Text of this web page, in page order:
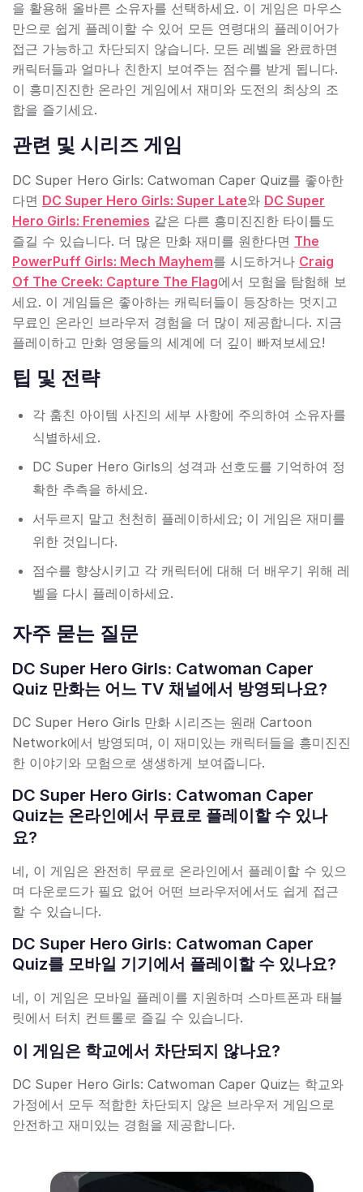
을 활용해 올바른 소유자를 선택하세요. 이 게임은 마우스
만으로 쉽게 플레이할 수 있어 모든 연령대의 플레이어가
접근 가능하고 차단되지 않습니다. 모든 레벨을 완료하면
캐릭터들과 얼마나 친한지 보여주는 점수를 받게 됩니다.
이 흥미진진한 온라인 게임에서 재미와 도전의 최상의 조
합을 즐기세요.
관련 및 시리즈 게임
DC Super Hero Girls: Catwoman Caper Quiz를 좋아한
다면 DC Super Hero Girls: Super Late와 DC Super
Hero Girls: Frenemies 같은 다른 흥미진진한 타이틀도
즐길 수 있습니다. 더 많은 만화 재미를 원한다면 The
PowerPuff Girls: Mech Mayhem를 시도하거나 Craig
Of The Creek: Capture The Flag에서 모험을 탐험해 보
세요. 이 게임들은 좋아하는 캐릭터들이 등장하는 멋지고
무료인 온라인 브라우저 경험을 더 많이 제공합니다. 지금
플레이하고 만화 영웅들의 세계에 더 깊이 빠져보세요!
팁 및 전략
각 훔친 아이템 사진의 세부 사항에 주의하여 소유자를
식별하세요.
DC Super Hero Girls의 성격과 선호도를 기억하여 정
확한 추측을 하세요.
서두르지 말고 천천히 플레이하세요; 이 게임은 재미를
위한 것입니다.
점수를 향상시키고 각 캐릭터에 대해 더 배우기 위해 레
벨을 다시 플레이하세요.
자주 묻는 질문
DC Super Hero Girls: Catwoman Caper
Quiz 만화는 어느 TV 채널에서 방영되나요?
DC Super Hero Girls 만화 시리즈는 원래 Cartoon
Network에서 방영되며, 이 재미있는 캐릭터들을 흥미진진
한 이야기와 모험으로 생생하게 보여줍니다.
DC Super Hero Girls: Catwoman Caper
Quiz는 온라인에서 무료로 플레이할 수 있나
요?
네, 이 게임은 완전히 무료로 온라인에서 플레이할 수 있으
며 다운로드가 필요 없어 어떤 브라우저에서도 쉽게 접근
할 수 있습니다.
DC Super Hero Girls: Catwoman Caper
Quiz를 모바일 기기에서 플레이할 수 있나요?
네, 이 게임은 모바일 플레이를 지원하며 스마트폰과 태블
릿에서 터치 컨트롤로 즐길 수 있습니다.
이 게임은 학교에서 차단되지 않나요?
DC Super Hero Girls: Catwoman Caper Quiz는 학교와
가정에서 모두 적합한 차단되지 않은 브라우저 게임으로
안전하고 재미있는 경험을 제공합니다.